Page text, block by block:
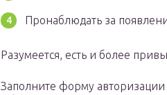
Пронаблюдать за
Разумеется, есть и более
Заполните форму